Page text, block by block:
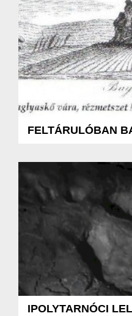
FELTÁRULÓBAN
IPOLYTARNÓCI